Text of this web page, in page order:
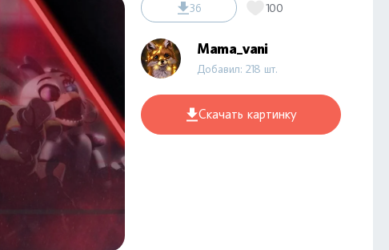
36 100
Mama_vani
Добавил: 218 шт.
Скачать картинку